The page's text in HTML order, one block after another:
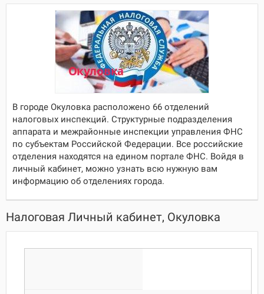
В городе Окуловка расположено 66 отделений
налоговых инспекций. Структурные подразделения
аппарата и межрайонные инспекции управления ФНС
по субъектам Российской Федерации. Все российские
отделения находятся на едином портале ФНС. Войдя в
личный кабинет, можно узнать всю нужную вам
информацию об отделениях города.
Налоговая Личный кабинет, Окуловка